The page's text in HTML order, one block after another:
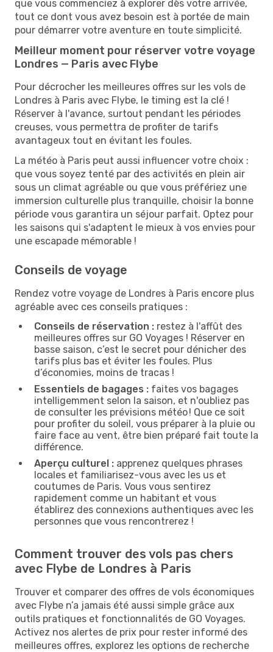
que vous commenciez à explorer dès votre arrivée,
tout ce dont vous avez besoin est à portée de main
pour démarrer votre aventure en toute simplicité.
Meilleur moment pour réserver votre voyage
Londres — Paris avec Flybe
Pour décrocher les meilleures offres sur les vols de
Londres à Paris avec Flybe, le timing est la clé !
Réserver à l'avance, surtout pendant les périodes
creuses, vous permettra de profiter de tarifs
avantageux tout en évitant les foules.
La météo à Paris peut aussi influencer votre choix :
que vous soyez tenté par des activités en plein air
sous un climat agréable ou que vous préfériez une
immersion culturelle plus tranquille, choisir la bonne
période vous garantira un séjour parfait. Optez pour
les saisons qui s'adaptent le mieux à vos envies pour
une escapade mémorable !
Conseils de voyage
Rendez votre voyage de Londres à Paris encore plus
agréable avec ces conseils pratiques :
Conseils de réservation : restez à l'affût des
meilleures offres sur GO Voyages ! Réserver en
basse saison, c’est le secret pour dénicher des
tarifs plus bas et éviter les foules. Plus
d’économies, moins de tracas !
Essentiels de bagages : faites vos bagages
intelligemment selon la saison, et n'oubliez pas
de consulter les prévisions météo ! Que ce soit
pour profiter du soleil, vous préparer à la pluie ou
faire face au vent, être bien préparé fait toute la
différence.
Aperçu culturel : apprenez quelques phrases
locales et familiarisez-vous avec les us et
coutumes de Paris. Vous vous sentirez
rapidement comme un habitant et vous
établirez des connexions authentiques avec les
personnes que vous rencontrerez !
Comment trouver des vols pas chers
avec Flybe de Londres à Paris
Trouver et comparer des offres de vols économiques
avec Flybe n’a jamais été aussi simple grâce aux
outils pratiques et fonctionnalités de GO Voyages.
Activez nos alertes de prix pour rester informé des
meilleures offres, explorez les options de recherche